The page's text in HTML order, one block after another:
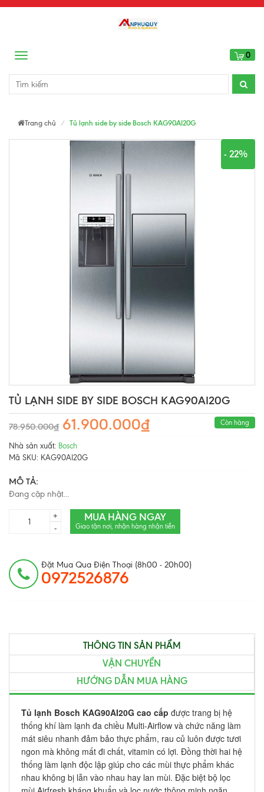
Menu 0
Trang chủ Tủ lạnh side by side Bosch KAG90AI20G
- 22%
TỦ LẠNH SIDE BY SIDE BOSCH KAG90AI20G
78.950.000₫ 61.900.000₫ Còn hàng
Nhà sản xuất: Bosch
Mã SKU: KAG90AI20G
MÔ TẢ:
Đang cập nhật...
+
-
MUA HÀNG NGAY
Giao tận nơi, nhận hàng nhận tiền
Đặt Mua Qua Điện Thoại (8h00 - 20h00)
0972526876
THÔNG TIN SẢN PHẨM
VẬN CHUYỂN
HƯỚNG DẪN MUA HÀNG
Tủ lạnh Bosch KAG90AI20G cao cấp được trang bị hệ
thống khí làm lạnh đa chiều Multi-Airflow và chức năng làm
mát siêu nhanh đảm bảo thực phẩm, rau củ luôn được tươi
ngon mà không mất đi chất, vitamin có lợi. Đồng thời hai hệ
thống làm lạnh độc lập giúp cho các mùi thực phẩm khác
nhau không bị lẫn vào nhau hay lan mùi. Đặc biệt bộ lọc